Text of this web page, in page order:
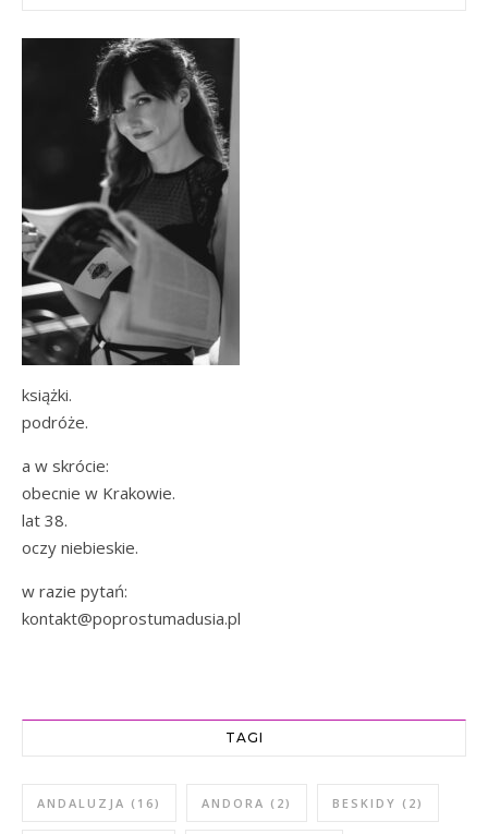
książki.
podróże.
a w skrócie:
obecnie w Krakowie.
lat 38.
oczy niebieskie.
w razie pytań:
kontakt@poprostumadusia.pl
TAGI
ANDALUZJA (16) ANDORA (2) BESKIDY (2)